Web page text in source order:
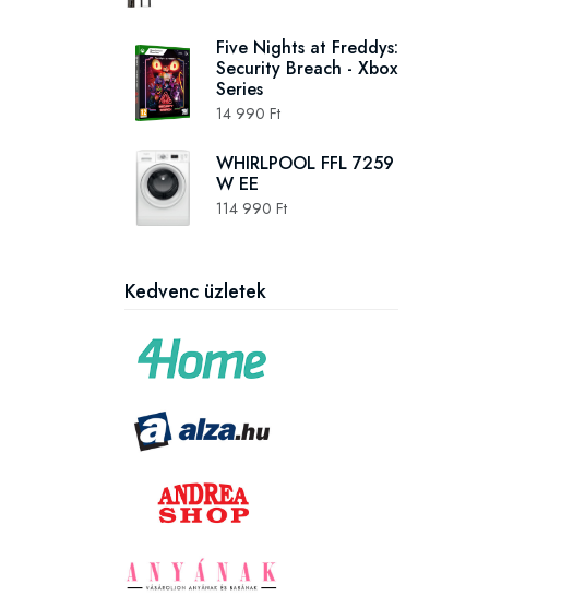
Five Nights at Freddys:
Security Breach - Xbox
Series
14 990 Ft
WHIRLPOOL FFL 7259
W EE
114 990 Ft
Kedvenc üzletek